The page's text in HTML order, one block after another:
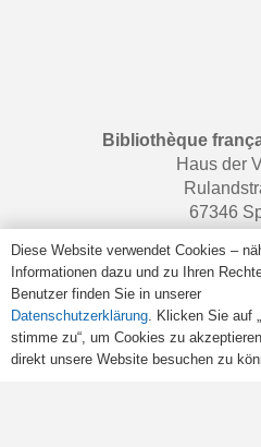
Bibliothèque
Haus der
67346
Samstags von
Retrouvez-nous
Diese Website verwendet Cookies –
Informationen dazu und zu Ihren
Benutzer finden Sie in unserer
Datenschutzerklärung. Klicken Sie auf
stimme zu“, um Cookies zu
direkt unsere Website besuchen zu